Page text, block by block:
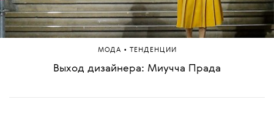
МОДА • ТЕНДЕНЦИИ
Выход дизайнера: Миучча Прада